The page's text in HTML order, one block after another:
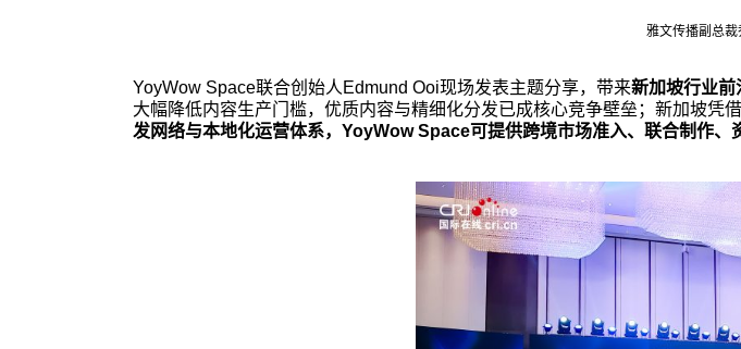
雅文传播副总裁
YoyWow Space联合创始人 Edmund Ooi现场发表主题分享，带来新加坡行业前
大幅降低内容生产门槛，优质内容与精细化分发已成核心竞争壁垒；新加坡凭
发网络与本地化运营体系，YoyWow Space可提供跨境市场准入、联合制作、